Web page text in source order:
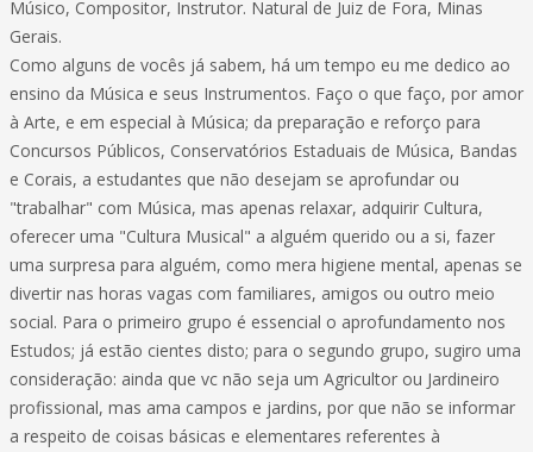
Músico, Compositor, Instrutor. Natural de Juiz de Fora, Minas
Gerais.
Como alguns de vocês já sabem, há um tempo eu me dedico ao
ensino da Música e seus Instrumentos. Faço o que faço, por amor
à Arte, e em especial à Música; da preparação e reforço para
Concursos Públicos, Conservatórios Estaduais de Música, Bandas
e Corais, a estudantes que não desejam se aprofundar ou
"trabalhar" com Música, mas apenas relaxar, adquirir Cultura,
oferecer uma "Cultura Musical" a alguém querido ou a si, fazer
uma surpresa para alguém, como mera higiene mental, apenas se
divertir nas horas vagas com familiares, amigos ou outro meio
social. Para o primeiro grupo é essencial o aprofundamento nos
Estudos; já estão cientes disto; para o segundo grupo, sugiro uma
consideração: ainda que vc não seja um Agricultor ou Jardineiro
profissional, mas ama campos e jardins, por que não se informar
a respeito de coisas básicas e elementares referentes à